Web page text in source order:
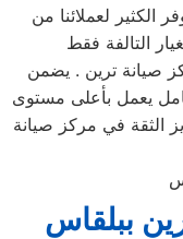
الكثير لعملائنا من
صيانة ترين . يضمن
يعمل بأعلى مستوى
الثقة في مركز صيانة
ببلقاس‏